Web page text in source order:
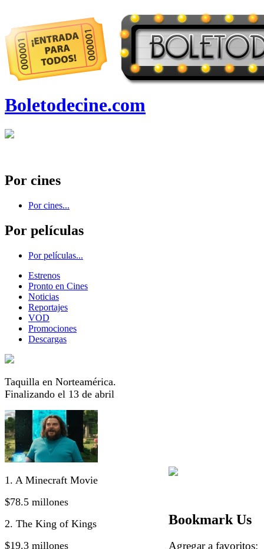
Boletodecine.com
Por cines
Por cines...
Por películas
Por películas...
Estrenos
Pronto en Cines
Noticias
Reportajes
VOD
Promociones
Descargas
Taquilla en Norteamérica.
Finalizando el 13 de abril
1. A Minecraft Movie
$78.5 millones
2. The King of Kings
$19.3 millones
Bookmark Us
Agregar a